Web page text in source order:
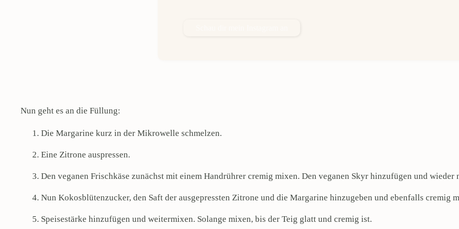
Nun geht es an die Füllung:
Die Margarine kurz in der Mikrowelle schmelzen.
Eine Zitrone auspressen.
Den veganen Frischkäse zunächst mit einem Handrührer cremig mixen. Den veganen Skyr hinzufügen und wieder
Nun Kokosblütenzucker, den Saft der ausgepressten Zitrone und die Margarine hinzugeben und ebenfalls cremig
Speisestärke hinzufügen und weitermixen. Solange mixen, bis der Teig glatt und cremig ist.